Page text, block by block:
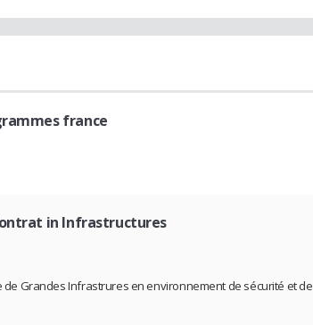
france
in Infrastructures
de Grandes Infrastrures en environnement de sécurité et de